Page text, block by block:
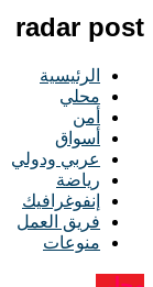
radar post
الرئيسية
محلي
أمن
أسواق
عربي ودولي
رياضة
إنفوغرافيك
فريق العمل
منوعات